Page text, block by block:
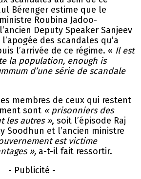
Bérenger estime que le
Roubina Jadoo-
Deputy Speaker Sanjeev
des scandales qu’a
l’arrivée de ce régime. « Il est
la population, enough is
d’une série de scandale
membres de ceux qui restent
sont « prisonniers des
les autres », soit l’épisode Raj
Soodhun et l’ancien ministre
est victime
», a-t-il fait ressortir.
- Publicité -